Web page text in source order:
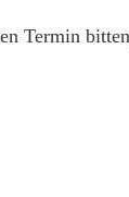
Termin